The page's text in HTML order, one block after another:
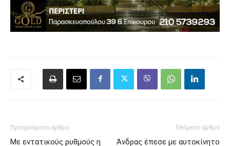
Προηγούμενο άρθρο
Με εντατικούς ρυθμούς η
Επόμενο άρθρο
Άνδρας έπεσε με αυτοκίνητο